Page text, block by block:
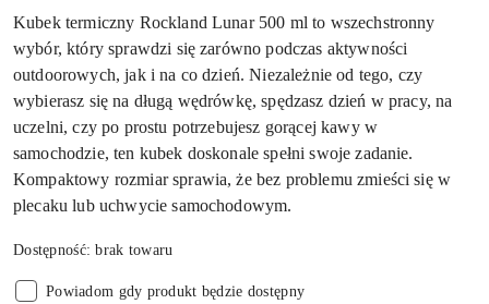
Kubek termiczny Rockland Lunar 500 ml to wszechstronny
wybór, który sprawdzi się zarówno podczas aktywności
outdoorowych, jak i na co dzień. Niezależnie od tego, czy
wybierasz się na długą wędrówkę, spędzasz dzień w pracy, na
uczelni, czy po prostu potrzebujesz gorącej kawy w
samochodzie, ten kubek doskonale spełni swoje zadanie.
Kompaktowy rozmiar sprawia, że bez problemu zmieści się w
plecaku lub uchwycie samochodowym.
Dostępność:brak towaru
Powiadom gdy produkt będzie dostępny